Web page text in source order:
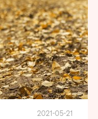
2021-05-21